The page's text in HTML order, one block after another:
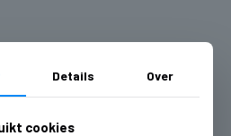
aan winkelwagen
Details Over
cookies